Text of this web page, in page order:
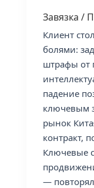
Завязка /
Клиент
болями:
штрафы от
падение
ключевым
рынок
контракт,
Ключевые
—